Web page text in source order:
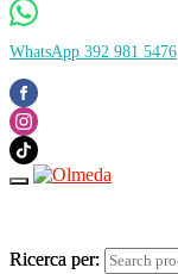
WhatsApp 392 981 5476
Ricerca per:
Ricerca per: